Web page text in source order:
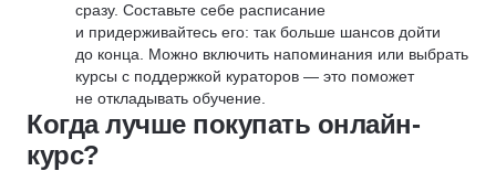
сразу. Составьте себе расписание
и придерживайтесь его: так больше шансов дойти
до конца. Можно включить напоминания или выбрать
курсы с поддержкой кураторов — это поможет
не откладывать обучение.
Когда лучше покупать онлайн-
курс?